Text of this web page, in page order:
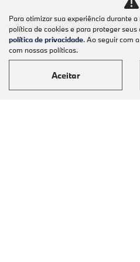
lhe
BMW
BMW M 135I 2.0 16V
STEPTRONIC 4P
BMW
0 km
Para otimizar sua experiência durante
política de cookies e para proteger
política de privacidade. Ao seguir com
com nossas políticas.
Aceitar